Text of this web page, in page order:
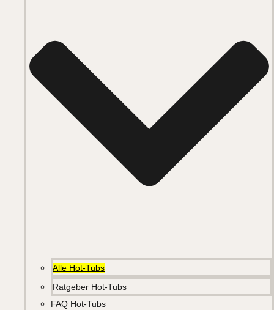
Alle Hot-Tubs
Ratgeber Hot-Tubs
FAQ Hot-Tubs